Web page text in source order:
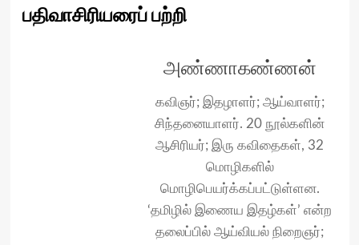
பதிவாசிரியரைப் பற்றி
அண்ணாகண்ணன்
கவிஞர்; இதழாளர்; ஆய்வாளர்;
சிந்தனையாளர். 20 நூல்களின்
ஆசிரியர்; இரு கவிதைகள், 32
மொழிகளில்
மொழிபெயர்க்கப்பட்டுள்ளன.
‘தமிழில் இணைய இதழ்கள்’ என்ற
தலைப்பில் ஆய்வியல் நிறைஞர்;